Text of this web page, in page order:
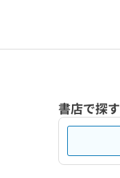
書店で探す